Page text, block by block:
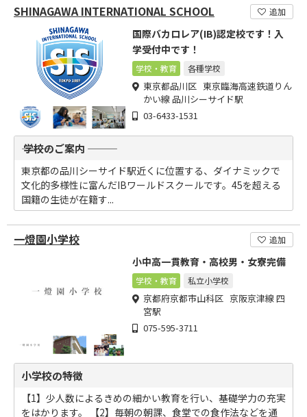
SHINAGAWA INTERNATIONAL SCHOOL 追加
国際バカロレア(IB)認定校です！入
学受付中です！
学校・教育 各種学校
東京都品川区 東京臨海高速鉄道りん
かい線 品川シーサイド駅
03-6433-1531
――― 学校のご案内 ―――
東京都の品川シーサイド駅近くに位置する、ダイナミックで
文化的多様性に富んだIBワールドスクールです。45を超える
国籍の生徒が在籍す...
一燈園小学校 追加
小中高一貫教育・高校男・女寮完備
学校・教育 私立小学校
京都府京都市山科区 京阪京津線 四
宮駅
075-595-3711
小学校の特徴
【1】少人数によるきめの細かい教育を行い、基礎学力の充実
をはかります。 【2】毎朝の朝課、食堂での食作法などを通